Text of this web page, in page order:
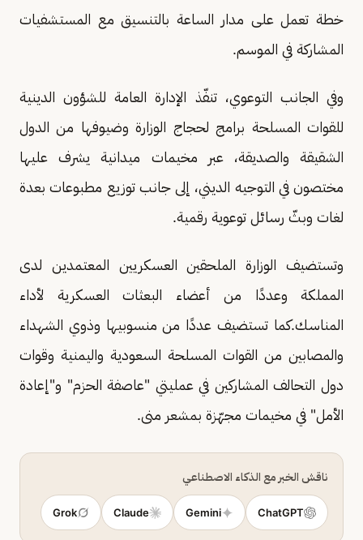
خطة تعمل على مدار الساعة بالتنسيق مع المستشفيات
المشاركة في الموسم.
وفي الجانب التوعوي، تنفّذ الإدارة العامة للشؤون الدينية
للقوات المسلحة برامج لحجاج الوزارة وضيوفها من الدول
الشقيقة والصديقة، عبر مخيمات ميدانية يشرف عليها
مختصون في التوجيه الديني، إلى جانب توزيع مطبوعات بعدة
لغات وبثّ رسائل توعوية رقمية.
وتستضيف الوزارة الملحقين العسكريين المعتمدين لدى
المملكة وعددًا من أعضاء البعثات العسكرية لأداء
المناسك.كما تستضيف عددًا من منسوبيها وذوي الشهداء
والمصابين من القوات المسلحة السعودية واليمنية وقوات
دول التحالف المشاركين في عمليتي "عاصفة الحزم" و"إعادة
الأمل" في مخيمات مجهّزة بمشعر منى.
ناقش الخبر مع الذكاء الاصطناعي
ChatGPT
Gemini
Claude
Grok